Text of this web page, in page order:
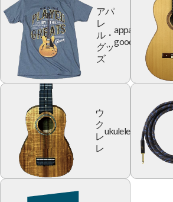
アパ
レ
ル・
グッ
ズ
apparel
goods
ウ
ク
レ
レ
ukulele